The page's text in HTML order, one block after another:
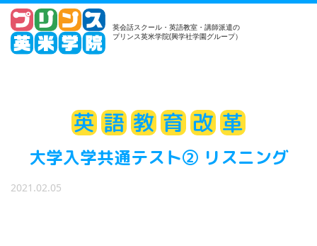
英会話スクール・英語教室・講師派遣の
プリンス英米学院(興学社学園グループ）
英 語 教 育 改 革
大学入学共通テスト② リスニング
2021.02.05